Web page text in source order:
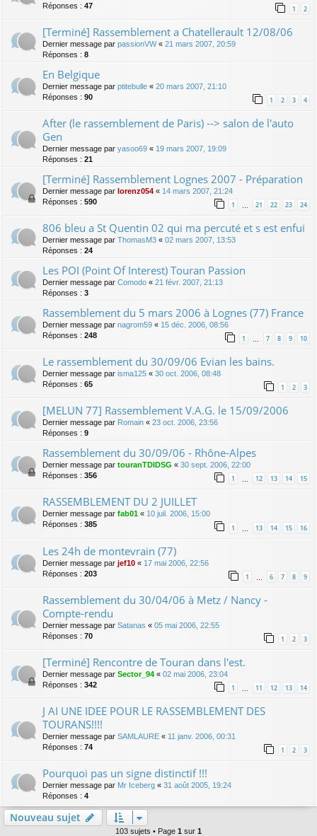
Réponses : 47 1 2
[Terminé] Rassemblement a Chatellerault 12/08/06
Dernier message par passionVW« 21 mars 2007, 20:59
Réponses : 8
En Belgique
Dernier message par ptitebulle « 20 mars 2007, 21:10
Réponses : 90 1 2 3 4
After (le rassemblement de Paris) --> salon de l'auto
Gen
Dernier message par yasoo69 « 19 mars 2007, 19:09
Réponses : 21
[Terminé] Rassemblement Lognes 2007 - Préparation
Dernier message par lorenz054 « 14 mars 2007, 21:24
Réponses : 590 1 … 21 22 23 24
806 bleu a St Quentin 02 qui ma percuté et s est enfui
Dernier message par ThomasM3 « 02 mars 2007, 13:53
Réponses : 24
Les POI (Point Of Interest) Touran Passion
Dernier message par Comodo « 21 févr. 2007, 21:13
Réponses : 3
Rassemblement du 5 mars 2006 à Lognes (77) France
Dernier message par nagrom59 « 15 déc. 2006, 08:56
Réponses : 248 1 … 7 8 9 10
Le rassemblement du 30/09/06 Evian les bains.
Dernier message par isma125 « 30 oct. 2006, 08:48
Réponses : 65 1 2 3
[MELUN 77] Rassemblement V.A.G. le 15/09/2006
Dernier message par Romain « 23 oct. 2006, 23:56
Réponses : 9
Rassemblement du 30/09/06 - Rhône-Alpes
Dernier message par touranTDIDSG « 30 sept. 2006, 22:00
Réponses : 356 1 … 12 13 14 15
RASSEMBLEMENT DU 2 JUILLET
Dernier message par fab01 « 10 juil. 2006, 15:00
Réponses : 385 1 13 14 15 16
Les 24h de montevrain (77)
Dernier message par jef10 « 17 mai 2006, 22:56
Réponses : 203 1 6 7 8 9
Rassemblement du 30/04/06 à Metz / Nancy -
Compte-rendu
Dernier message par Satanas « 05 mai 2006, 22:55
Réponses : 70 1 2 3
[Terminé] Rencontre de Touran dans l'est.
Dernier message par Sector_94 « 02 mai 2006, 23:04
Réponses : 342 1 11 12 13 14
J AI UNE IDEE POUR LE RASSEMBLEMENT DES
TOURANS!!!!
Dernier message par SAMLAURE « 11 janv. 2006, 00:31
Réponses : 74 1 2 3
Pourquoi pas un signe distinctif !!!
Dernier message par Mr Iceberg « 31 août 2005, 19:24
Réponses : 4
Nouveau sujet
103 sujets • Page 1 sur 1